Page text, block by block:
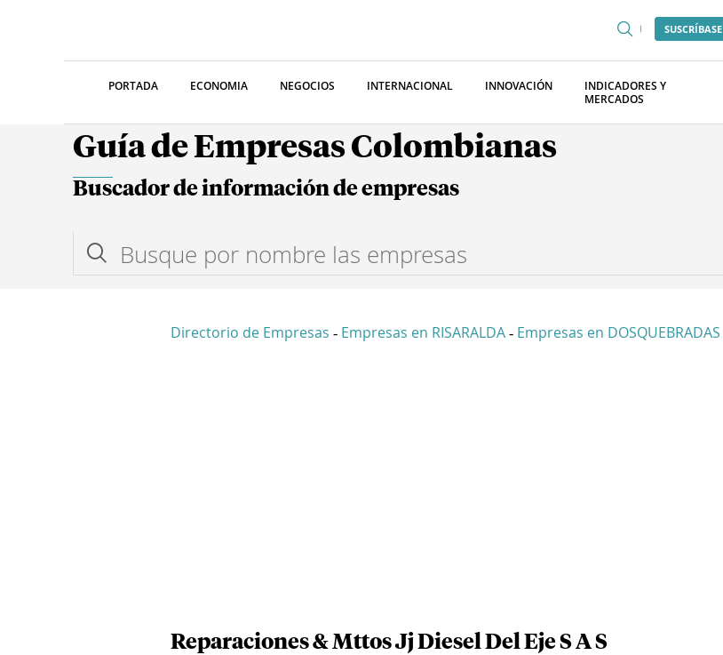
SUSCRÍBASE
PORTADA ECONOMIA NEGOCIOS INTERNACIONAL INNOVACIÓN
INDICADORES Y
MERCADOS
Guía de Empresas Colombianas
Buscador de información de empresas
Directorio de Empresas - Empresas en RISARALDA - Empresas en DOSQUEBRADAS
Reparaciones & Mttos Jj Diesel Del Eje S A S